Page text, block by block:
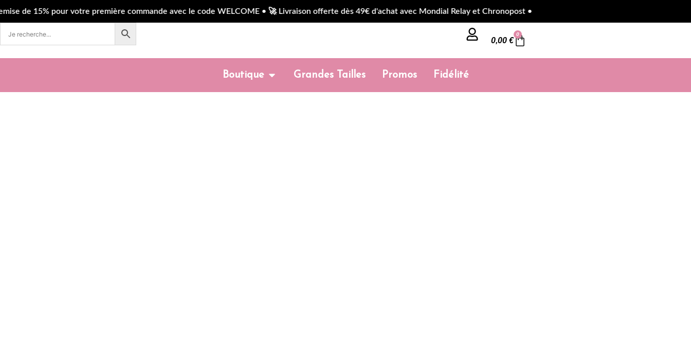
de 15% pour votre première commande avec le code WELCOME • 🚀 Livraison offerte dès 49€ d'achat avec Mondial Relay et Chronopost •
0,00 €
0
Boutique Grandes Tailles Promos Fidélité